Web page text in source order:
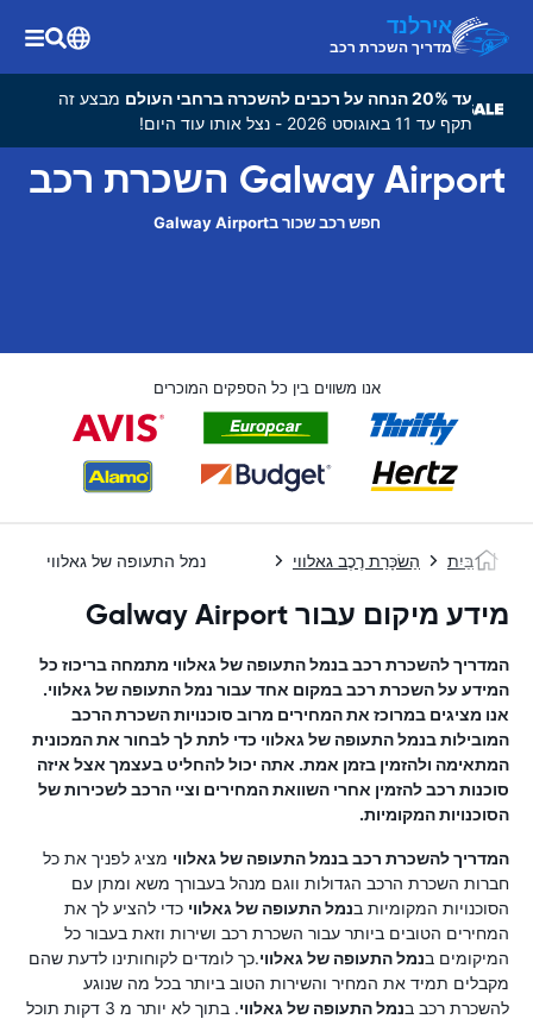
אירלנד
מדריך השכרת רכב
עד 20% הנחה על רכבים להשכרה ברחבי העולם
מבצע זה
תקף עד 11 באוגוסט 2026 - נצל אותו עוד היום!
Galway Airport השכרת רכב
חפש רכב שכור בGalway Airport
אנו משווים בין כל הספקים המוכרים
בַּיִת הַשׂכָּרַת רֶכֶב גאלווי נמל התעופה של גאלווי
מידע מיקום עבור Galway Airport
המדריך להשכרת רכב בנמל התעופה של גאלווי מתמחה בריכוז כל
המידע על השכרת רכב במקום אחד עבור נמל התעופה של גאלווי.
אנו מציגים במרוכז את המחירים מרוב סוכנויות השכרת הרכב
המובילות בנמל התעופה של גאלווי כדי לתת לך לבחור את המכונית
המתאימה ולהזמין בזמן אמת. אתה יכול להחליט בעצמך אצל איזה
סוכנות רכב להזמין אחרי השוואת המחירים וציי הרכב לשכירות של
הסוכנויות המקומיות.
המדריך להשכרת רכב בנמל התעופה של גאלווי מציג לפניך את כל
חברות השכרת הרכב הגדולות ווגם מנהל בעבורך משא ומתן עם
הסוכנויות המקומיות בנמל התעופה של גאלווי כדי להציע לך את
המחירים הטובים ביותר עבור השכרת רכב ושירות וזאת בעבור כל
המיקומים בנמל התעופה של גאלווי.כך לומדים לקוחותינו לדעת שהם
מקבלים תמיד את המחיר והשירות הטוב ביותר בכל מה שנוגע
להשכרת רכב בנמל התעופה של גאלווי
. בתוך לא יותר מ 3 דקות תוכל